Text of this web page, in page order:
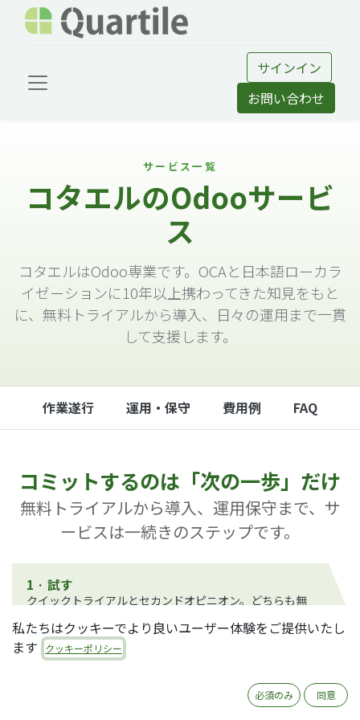
サインイン
お問い合わせ
サービス一覧
コタエルのOdooサービ
ス
コタエルはOdoo専業です。OCAと日本語ローカラ
イゼーションに10年以上携わってきた知見をもと
に、無料トライアルから導入、日々の運用まで一貫
して支援します。
作業遂行 運用・保守 費用例 FAQ
コミットするのは「次の一歩」だけ
無料トライアルから導入、運用保守まで、サ
ービスは一続きのステップです。
1 · 試す
クイックトライアルとセカンドオピニオン。どちらも無
無料
パイロット導入で、小さなスコープで適合性を確認しま
私たちはクッキーでより良いユーザー体験をご提供いたし
ます
クッキーポリシー
必須のみ 同意